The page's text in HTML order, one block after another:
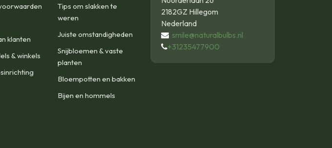
klanten
& winkels
Tips om slakken te
weren
Juiste omstandigheden
Snijbloemen & vaste
planten
Bloempotten en bakken
Bijen en hommels
2182GZ Hillegom
Nederland
smile@naturalbulbs.nl
+31235477900